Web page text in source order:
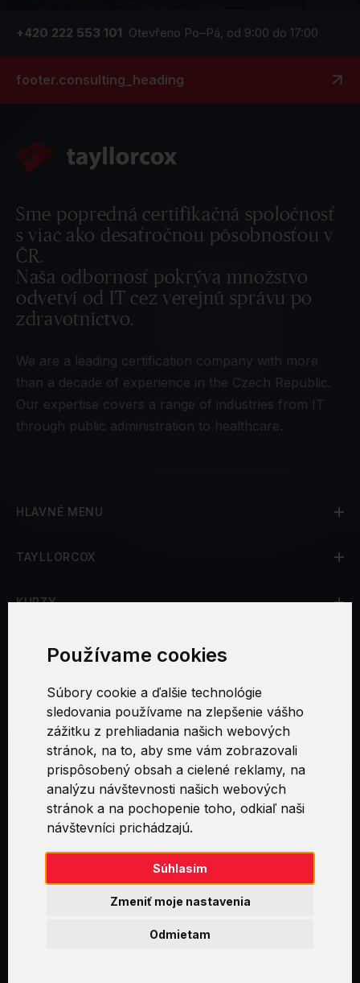
Používame cookies
Súbory cookie a ďalšie technológie
sledovania používame na zlepšenie vášho
zážitku z prehliadania našich webových
stránok, na to, aby sme vám zobrazovali
prispôsobený obsah a cielené reklamy, na
analýzu návštevnosti našich webových
stránok a na pochopenie toho, odkiaľ naši
návštevníci prichádzajú.
Súhlasím
Odmietam
Zmeniť moje nastavenia
+420 222 553 101 Otevřeno Po–Pá, od 9:00 do 17:00
footer.consulting_heading
Sme popredná certifikačná spoločnosť
s viac ako desaťročnou pôsobnosťou v
ČR.
Naša odbornosť pokrýva množstvo
odvetví od IT cez verejnú správu po
zdravotníctvo.
We are a leading certification company with more
than a decade of experience in the Czech Republic.
Our expertise covers a range of industries from IT
through public administration to healthcare.
HLAVNÉ MENU
TAYLLORCOX
KURZY
CERTIFIKÁCIE
Red Hat OpenShift Installation Lab (DO322)
Swirl logoTM je ochranná známka společnosti AXELOS Limited. ITIL®
je registrovanou ochrannou známkou AXELOS Limited. PRINCE2® je
registrovanou ochrannou známkou AXELOS Limited. MSP® je
registrovanou ochrannou známkou AXELOS Limited & TAYLLORCOX
trade mark of AXELOS Limited. Copyright© AXELOS Limited 2009.